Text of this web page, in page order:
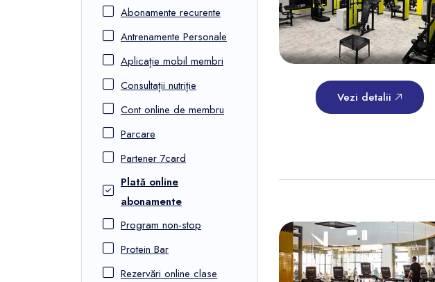
Abonamente recurente
Antrenamente Personale
Aplicație mobil membri
Consultații nutriție
Cont online de membru
Parcare
Partener 7card
Plată online
abonamente
Program non-stop
Protein Bar
Rezervări online clase
Vezi detalii